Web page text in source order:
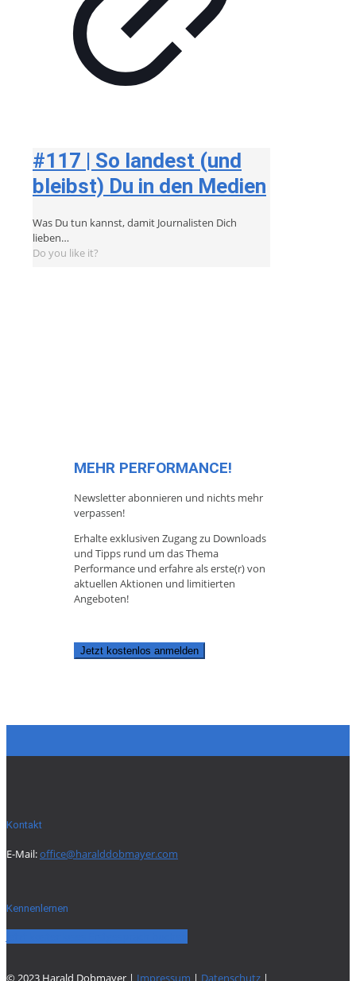
#117 | So landest (und
bleibst) Du in den Medien
Was Du tun kannst, damit Journalisten Dich
lieben…
Do you like it?
MEHR PERFORMANCE!
Newsletter abonnieren und nichts mehr
verpassen!
Erhalte exklusiven Zugang zu Downloads
und Tipps rund um das Thema
Performance und erfahre als erste(r) von
aktuellen Aktionen und limitierten
Angeboten!
Jetzt kostenlos anmelden
Kontakt
E-Mail:office@haralddobmayer.com
Kennenlernen
© 2023 Harald Dobmayer | Impressum | Datenschutz |